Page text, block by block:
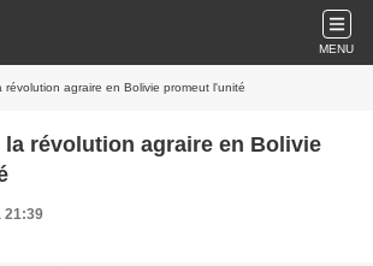
MENU
agraire en Bolivie promeut l'unité
la révolution agraire en Bolivie
21:39